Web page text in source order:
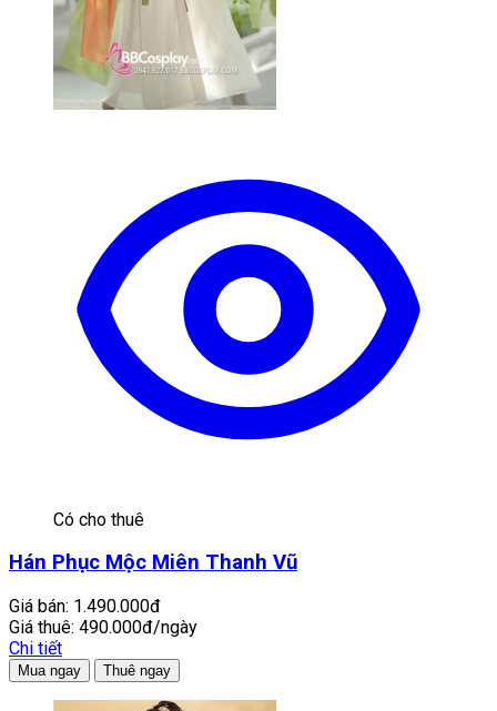
Có cho thuê
Hán Phục Mộc Miên Thanh Vũ
Giá bán: 1.490.000đ
Giá thuê: 490.000đ/ngày
Chi tiết
Mua ngay Thuê ngay